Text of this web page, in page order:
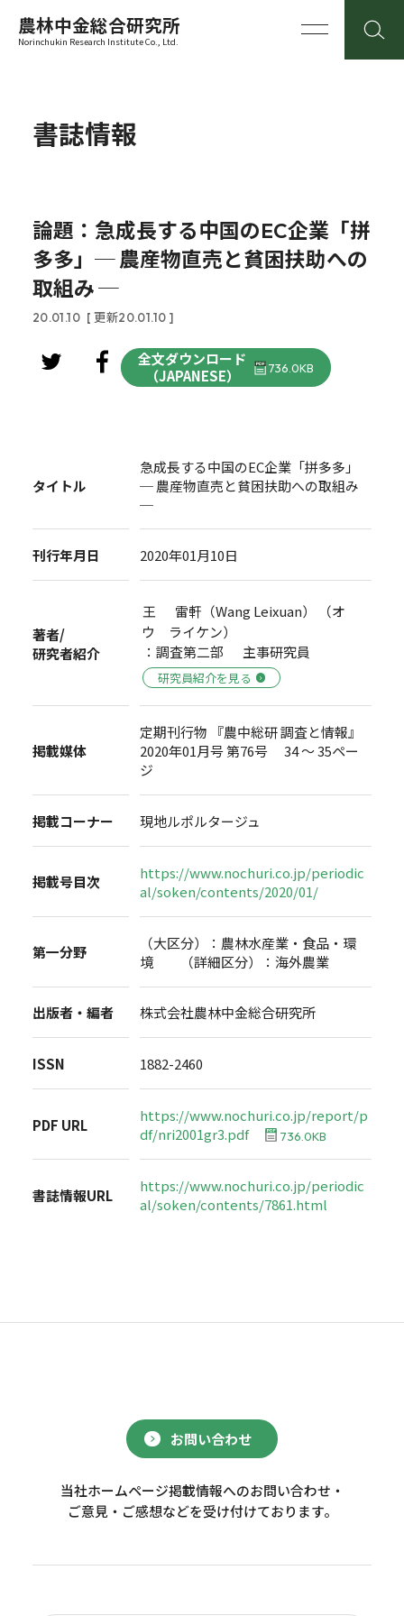
農林中金総合研究所
Norinchukin Research Institute Co., Ltd.
書誌情報
論題：急成長する中国のEC企業「拼
多多」─ 農産物直売と貧困扶助への
取組み ─
20.01.10 [ 更新20.01.10 ]
全文ダウンロード
（JAPANESE）
736.0KB
タイトル
急成長する中国のEC企業「拼多多」
─ 農産物直売と貧困扶助への取組み
─
刊行年月日 2020年01月10日
著者/
研究者紹介
王 雷軒（Wang Leixuan） （オ
ウ ライケン）
：調査第二部 主事研究員
研究員紹介を見る
掲載媒体
定期刊行物 『農中総研 調査と情報』
2020年01月号 第76号 34 ～ 35ペー
ジ
掲載コーナー 現地ルポルタージュ
掲載号目次
https://www.nochuri.co.jp/periodic
al/soken/contents/2020/01/
第一分野
（大区分）：農林水産業・食品・環
境 （詳細区分）：海外農業
出版者・編者 株式会社農林中金総合研究所
ISSN 1882-2460
PDF URL
https://www.nochuri.co.jp/report/p
df/nri2001gr3.pdf
736.0KB
書誌情報URL
https://www.nochuri.co.jp/periodic
al/soken/contents/7861.html
お問い合わせ
当社ホームページ掲載情報へのお問い合わせ・
ご意見・ご感想などを受け付けております。